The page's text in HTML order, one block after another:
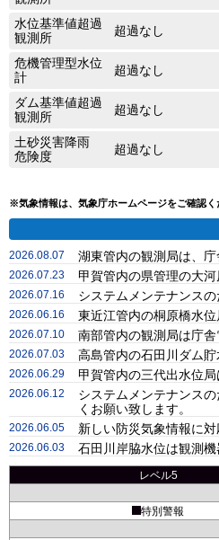
水位基準値超過
観測所
超過なし
危機管理型水位
計
超過なし
ダム基準値超過
観測所
超過なし
土砂災害降雨
危険度
超過なし
※気象情報は、気象庁ホームページをご確認く
2026.08.07 湖東管内の観測局は、
2026.07.23 甲賀管内の県管理の大
2026.07.16 システムメンテナンス
2026.06.16 東近江管内の桐原橋水
2026.07.10 南部管内の観測局は庁
2026.07.03 高島管内の石田川ダム
2026.06.29 甲賀管内の三代出水位
2026.06.12
システムメンテナンス
くお願い致します。
2026.06.05 新しい防災気象情報に
2026.06.03 石田川岸脇水位は観測
レベル5
特別警報